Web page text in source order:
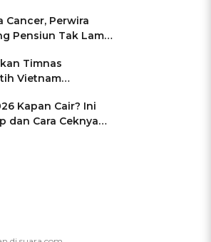
Cancer, Perwira
Pensiun Tak Lama
Timnas
Vietnam
Jimat di Pakansari
Kapan Cair? Ini
dan Cara Ceknya
Hangus!